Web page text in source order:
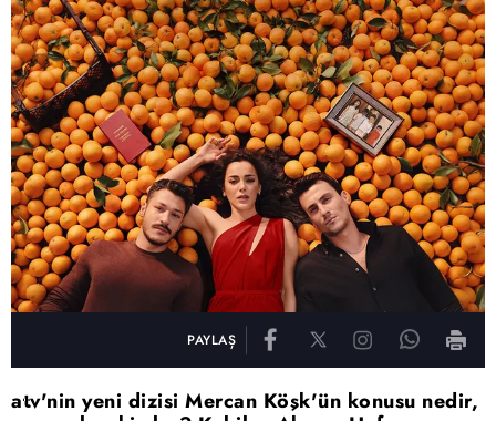
PAYLAŞ
atv'nin yeni dizisi Mercan Köşk'ün konusu nedir,